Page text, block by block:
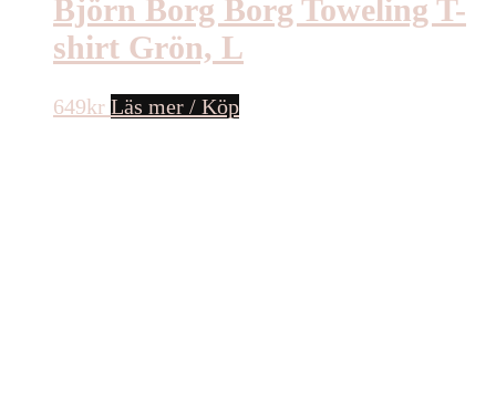
Björn Borg Borg Toweling T-
shirt Grön, L
649kr Läs mer / Köp